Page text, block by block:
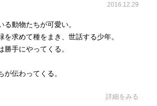
2016.12.29
る動物たちが可愛い。
を求めて種をまき、世話する少年。
勝手にやってくる。
が伝わってくる。
詳細をみる